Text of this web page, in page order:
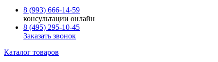
8 (993) 666-14-59
консультации онлайн
8 (495) 295-10-45
Заказать звонок
Каталог товаров